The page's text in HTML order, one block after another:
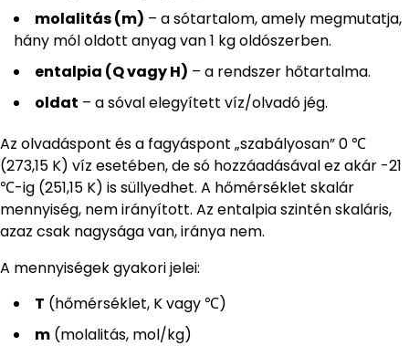
molalitás (m) – a sótartalom, amely megmutatja,
hány mól oldott anyag van 1 kg oldószerben.
entalpia (Q vagy H) – a rendszer hőtartalma.
oldat – a sóval elegyített víz/olvadó jég.
Az olvadáspont és a fagyáspont „szabályosan” 0 ℃
(273,15 K) víz esetében, de só hozzáadásával ez akár -21
℃-ig (251,15 K) is süllyedhet. A hőmérséklet skalár
mennyiség, nem irányított. Az entalpia szintén skaláris,
azaz csak nagysága van, iránya nem.
A mennyiségek gyakori jelei:
T (hőmérséklet, K vagy ℃)
m (molalitás, mol/kg)